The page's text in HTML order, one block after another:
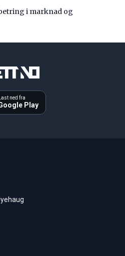
i marknad og
Last ned fra
Play